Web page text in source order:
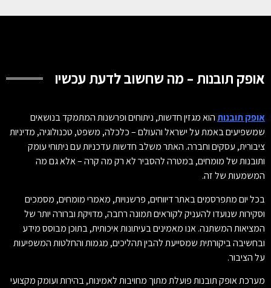
אופק תובנות – מה שחשוב לדעת עכשיו
אופק תובנותהוא מגזין חדשות, ניתוחים ופרשנות המתמקד בנושאים
שמשפיעים באמת על ישראל והעולם – כלכלה, משפט, טכנולוגיה, מדיניות
ציבורית, עסקים וחברה. האתר משלב חדשות עדכניות עם ניתוחי עומק
ותובנות של מומחים, במטרה להסביר לא רק מה קרה – אלא גם מה
המשמעות של זה.
בכל יום מתפרסמים באתר דיווחים, פרשנויות, מאמרי מומחים, מסמכים
וסקירות שנועדו להעניק לקוראים תמונה רחבה, מדויקת וברורה יותר של
המציאות המשתנה. אנו מאמינים בעיתונות איכותית, בתוכן מבוסס מידע
ובחשיבה ביקורתית שמסייעת להבין תהליכים, מגמות והחלטות המשפיעות
על הציבור.
מערכת אופק תובנות פועלת מתוך מחויבות לאמינות, בהירות ועומק מקצועי